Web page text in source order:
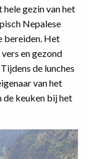
gezin van het
Nepalese
bereiden. Het
en gezond
de lunches
van het
de keuken bij het